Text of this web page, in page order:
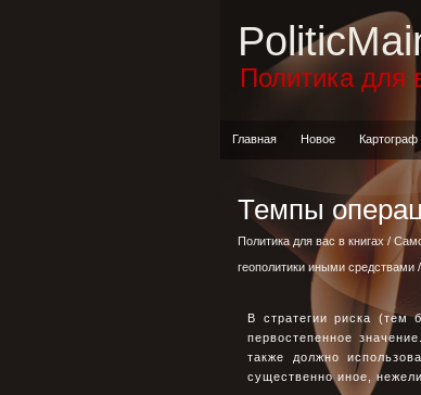
Политика для
Главная Новое Картограф
Темпы
Политика для вас в книгах /
геополитики иными средствами
В стратегии риска (тем
первостепенное
также должно
существенно иное,